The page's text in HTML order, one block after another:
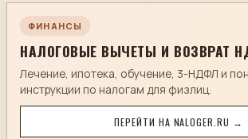
ФИНАНСЫ
НАЛОГОВЫЕ ВЫЧЕТЫ И ВОЗВРАТ
Лечение, ипотека, обучение, 3-НДФЛ и
инструкции по налогам для физлиц.
ПЕРЕЙТИ НА NALOGER.RU →